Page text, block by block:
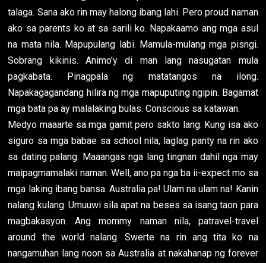
talaga. Sana ako rin may halong ibang lahi. Pero proud naman
ako sa parents ko at sa sarili ko. Napakaamo ang mga asul
na mata nila. Mapupulang labi. Mamula-mulang mga pisngi.
Sobrang kikinis. Animo'y di man lang nasugatan mula
pagkabata. Pinagpala ng matatangos na ilong.
Napakagagandang hilira ng mga mapuputing ngipin. Bagamat
mga bata pa ay malalaking bulas. Conscious sa katawan.
Medyo maaarte sa mga gamit pero sakto lang. Kung isa ako
siguro sa mga babae sa school nila, laglag panty na rin ako
sa dating palang. Maaangas nga lang tingnan dahil nga may
maipagmamalaki naman. Well, ano pa nga ba ii-expect mo sa
mga laking ibang bansa. Australia pa! Ulam na ulam na! Kanin
nalang kulang. Umuuwi sila apat na beses sa isang taon para
magbakasyon. Ang mommy naman nila, patravel-travel
around the world nalang. Swerte na rin ang tita ko na
nangamuhan lang noon sa Australia at nakahanap ng forever